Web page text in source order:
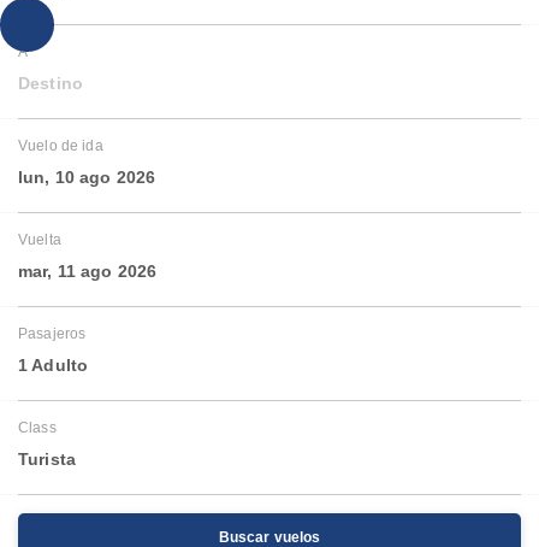
A
Destino
Vuelo de ida
lun, 10 ago 2026
Vuelta
mar, 11 ago 2026
Pasajeros
1 Adulto
Class
Turista
Buscar vuelos